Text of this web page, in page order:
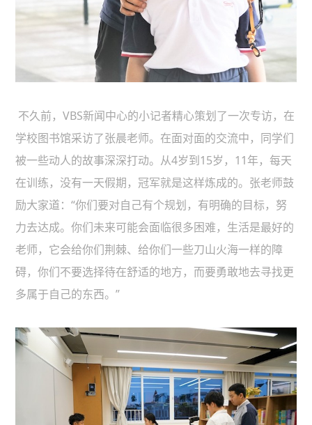
不久前，VBS新闻中心的小记者精心策划了一次专访，在
学校图书馆采访了张晨老师。在面对面的交流中，同学们
被一些动人的故事深深打动。从4岁到15岁，11年，每天
在训练，没有一天假期，冠军就是这样炼成的。张老师鼓
励大家道：“你们要对自己有个规划，有明确的目标，努
力去达成。你们未来可能会面临很多困难，生活是最好的
老师，它会给你们荆棘、给你们一些刀山火海一样的障
碍，你们不要选择待在舒适的地方，而要勇敢地去寻找更
多属于自己的东西。”